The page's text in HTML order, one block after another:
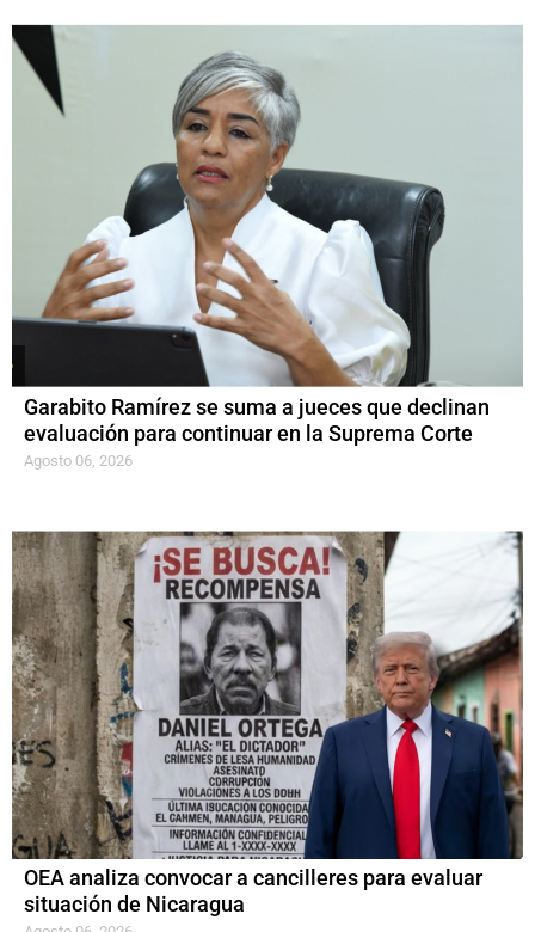
Garabito Ramírez se suma a jueces que declinan
evaluación para continuar en la Suprema Corte
Agosto 06, 2026
OEA analiza convocar a cancilleres para evaluar
situación de Nicaragua